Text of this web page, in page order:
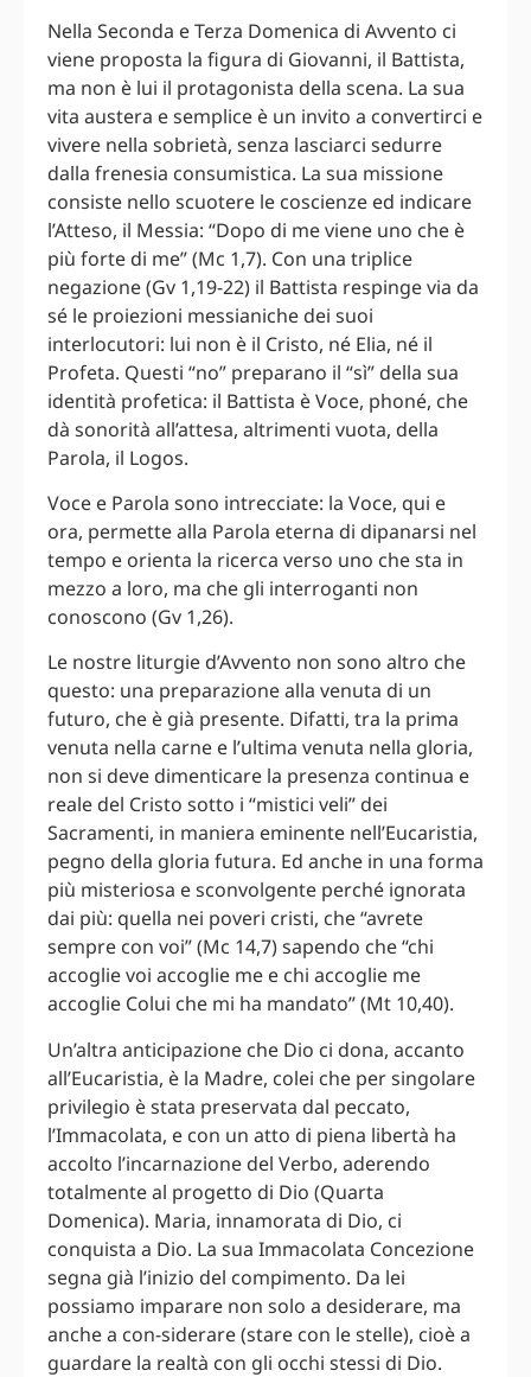
Nella Seconda e Terza Domenica di Avvento ci
viene proposta la figura di Giovanni, il Battista,
ma non è lui il protagonista della scena. La sua
vita austera e semplice è un invito a convertirci e
vivere nella sobrietà, senza lasciarci sedurre
dalla frenesia consumistica. La sua missione
consiste nello scuotere le coscienze ed indicare
l’Atteso, il Messia: “Dopo di me viene uno che è
più forte di me” (Mc 1,7). Con una triplice
negazione (Gv 1,19-22) il Battista respinge via da
sé le proiezioni messianiche dei suoi
interlocutori: lui non è il Cristo, né Elia, né il
Profeta. Questi “no” preparano il “sì” della sua
identità profetica: il Battista è Voce, phoné, che
dà sonorità all’attesa, altrimenti vuota, della
Parola, il Logos.
Voce e Parola sono intrecciate: la Voce, qui e
ora, permette alla Parola eterna di dipanarsi nel
tempo e orienta la ricerca verso uno che sta in
mezzo a loro, ma che gli interroganti non
conoscono (Gv 1,26).
Le nostre liturgie d’Avvento non sono altro che
questo: una preparazione alla venuta di un
futuro, che è già presente. Difatti, tra la prima
venuta nella carne e l’ultima venuta nella gloria,
non si deve dimenticare la presenza continua e
reale del Cristo sotto i “mistici veli” dei
Sacramenti, in maniera eminente nell’Eucaristia,
pegno della gloria futura. Ed anche in una forma
più misteriosa e sconvolgente perché ignorata
dai più: quella nei poveri cristi, che “avrete
sempre con voi” (Mc 14,7) sapendo che “chi
accoglie voi accoglie me e chi accoglie me
accoglie Colui che mi ha mandato” (Mt 10,40).
Un’altra anticipazione che Dio ci dona, accanto
all’Eucaristia, è la Madre, colei che per singolare
privilegio è stata preservata dal peccato,
l’Immacolata, e con un atto di piena libertà ha
accolto l’incarnazione del Verbo, aderendo
totalmente al progetto di Dio (Quarta
Domenica). Maria, innamorata di Dio, ci
conquista a Dio. La sua Immacolata Concezione
segna già l’inizio del compimento. Da lei
possiamo imparare non solo a desiderare, ma
anche a con-siderare (stare con le stelle), cioè a
guardare la realtà con gli occhi stessi di Dio.